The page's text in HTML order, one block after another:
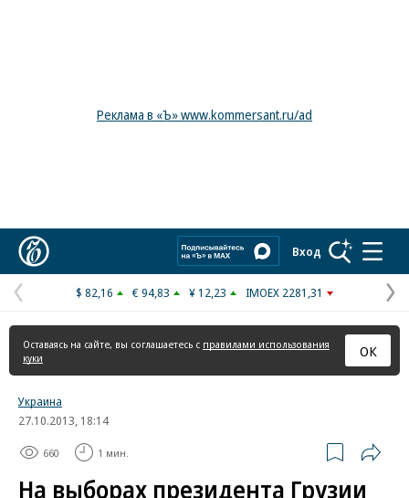
Реклама в «Ъ» www.kommersant.ru/ad
Вход
Предыдущая
страница
$ 82,16 € 94,83 ¥ 12,23 IMOEX 2281,31
Оставаясь на сайте, вы соглашаетесь с правилами использования
куки
ОК
Украина
27.10.2013, 18:14
660 1 мин.
На выборах президента Грузии